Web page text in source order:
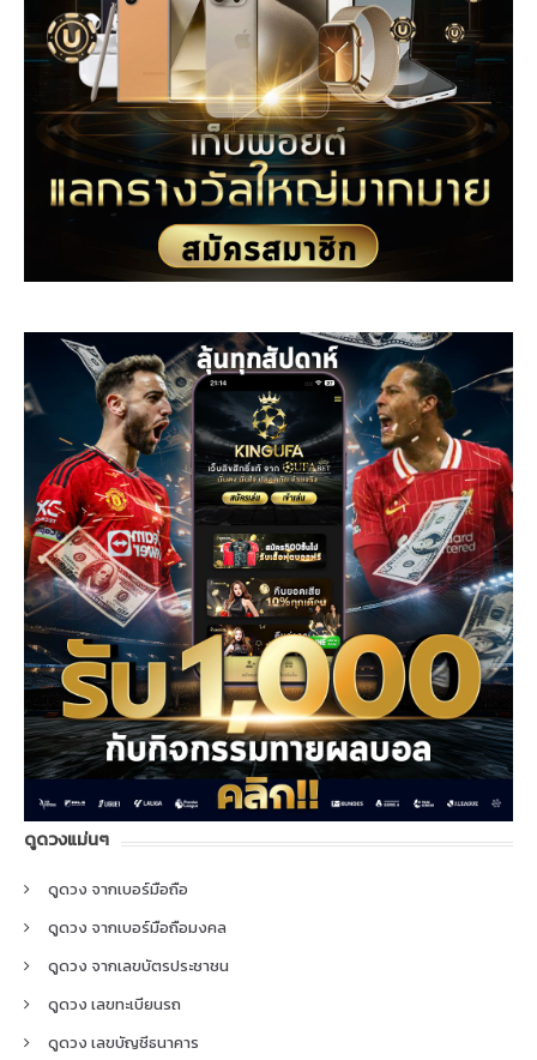
ดูดวงแม่นๆ
ดูดวง จากเบอร์มือถือ
ดูดวง จากเบอร์มือถือมงคล
ดูดวง จากเลขบัตรประชาชน
ดูดวง เลขทะเบียนรถ
ดูดวง เลขบัญชีธนาคาร